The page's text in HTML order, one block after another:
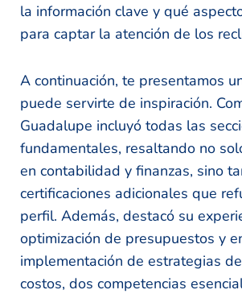
la información clave y qué
para captar la atención de los
A continuación, te presentamos
puede servirte de inspiración.
Guadalupe incluyó todas las
fundamentales, resaltando no
en contabilidad y finanzas, sino
certificaciones adicionales que
perfil. Además, destacó su
optimización de presupuestos y
implementación de estrategias
costos, dos competencias